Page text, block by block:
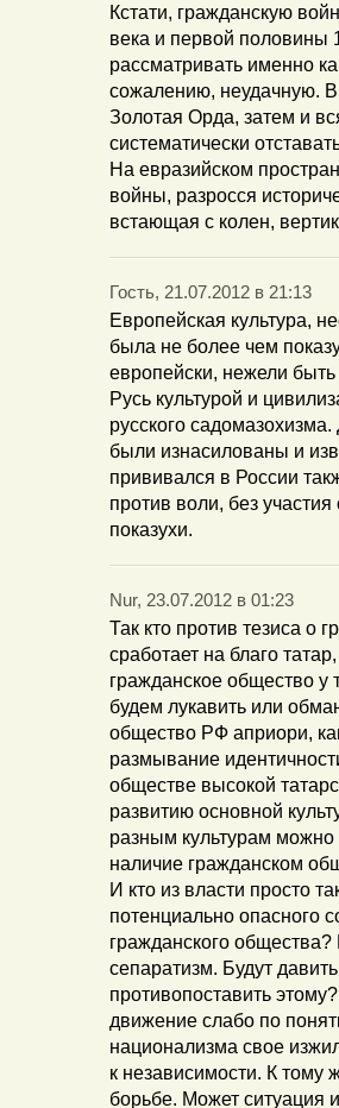
Кстати, гражданскую
века и первой половины
рассматривать именно
сожалению, неудачную.
Золотая Орда, затем и
систематически
На евразийском
войны, разросся
встающая с колен,
Гость, 21.07.2012 в 21:13
Европейская культура,
была не более чем
европейски, нежели
Русь культурой и
русского
были изнасилованы и
прививался в России
против воли, без
показухи.
Nur, 23.07.2012 в 01:23
Так кто против тезиса о
сработает на благо
гражданское общество у
будем лукавить или
общество РФ априори,
размывание
обществе высокой
развитию основной
разным культурам можно
наличие гражданском
И кто из власти просто
потенциально опасного
гражданского
сепаратизм. Будут
противопоставить
движение слабо по
национализма свое
к независимости. К тому
борьбе. Может ситуация